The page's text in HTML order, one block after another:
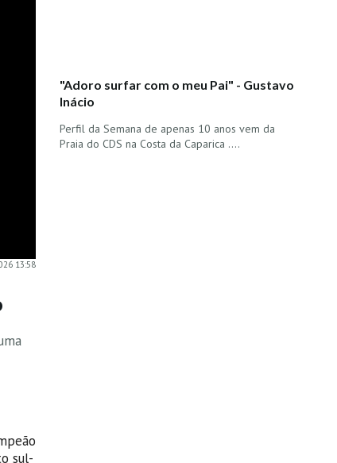
13:58
sul-
"Adoro surfar com o meu Pai" - Gustavo
Inácio
Perfil da Semana de apenas 10 anos vem da
Praia do CDS na Costa da Caparica ....